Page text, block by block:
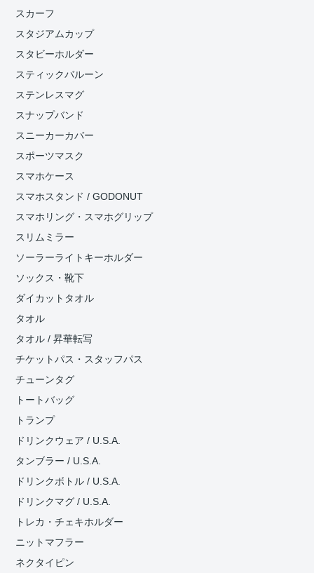
スカーフ
スタジアムカップ
スタビーホルダー
スティックバルーン
ステンレスマグ
スナップバンド
スニーカーカバー
スポーツマスク
スマホケース
スマホスタンド / GODONUT
スマホリング・スマホグリップ
スリムミラー
ソーラーライトキーホルダー
ソックス・靴下
ダイカットタオル
タオル
タオル / 昇華転写
チケットパス・スタッフパス
チューンタグ
トートバッグ
トランプ
ドリンクウェア / U.S.A.
タンブラー / U.S.A.
ドリンクボトル / U.S.A.
ドリンクマグ / U.S.A.
トレカ・チェキホルダー
ニットマフラー
ネクタイピン